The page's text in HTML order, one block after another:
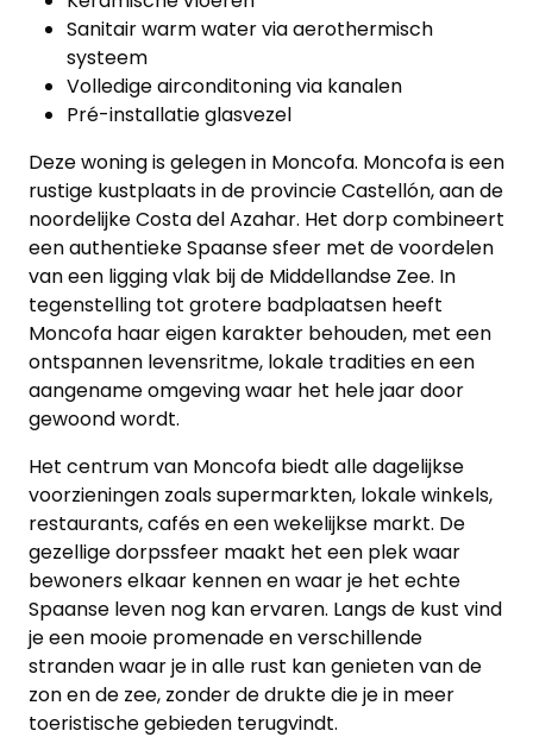
Ons
kantoor
Onze
werkwijze
Contacteer
ons
Blog
Cookies
Sanitair warm water via aerothermisch
systeem
Volledige airconditoning via kanalen
Pré-installatie glasvezel
Deze woning is gelegen in Moncofa. Moncofa is een
rustige kustplaats in de provincie Castellón, aan de
noordelijke Costa del Azahar. Het dorp combineert
een authentieke Spaanse sfeer met de voordelen
van een ligging vlak bij de Middellandse Zee. In
tegenstelling tot grotere badplaatsen heeft
Moncofa haar eigen karakter behouden, met een
ontspannen levensritme, lokale tradities en een
aangename omgeving waar het hele jaar door
gewoond wordt.
Het centrum van Moncofa biedt alle dagelijkse
voorzieningen zoals supermarkten, lokale winkels,
restaurants, cafés en een wekelijkse markt. De
gezellige dorpssfeer maakt het een plek waar
bewoners elkaar kennen en waar je het echte
Spaanse leven nog kan ervaren. Langs de kust vind
je een mooie promenade en verschillende
stranden waar je in alle rust kan genieten van de
zon en de zee, zonder de drukte die je in meer
toeristische gebieden terugvindt.